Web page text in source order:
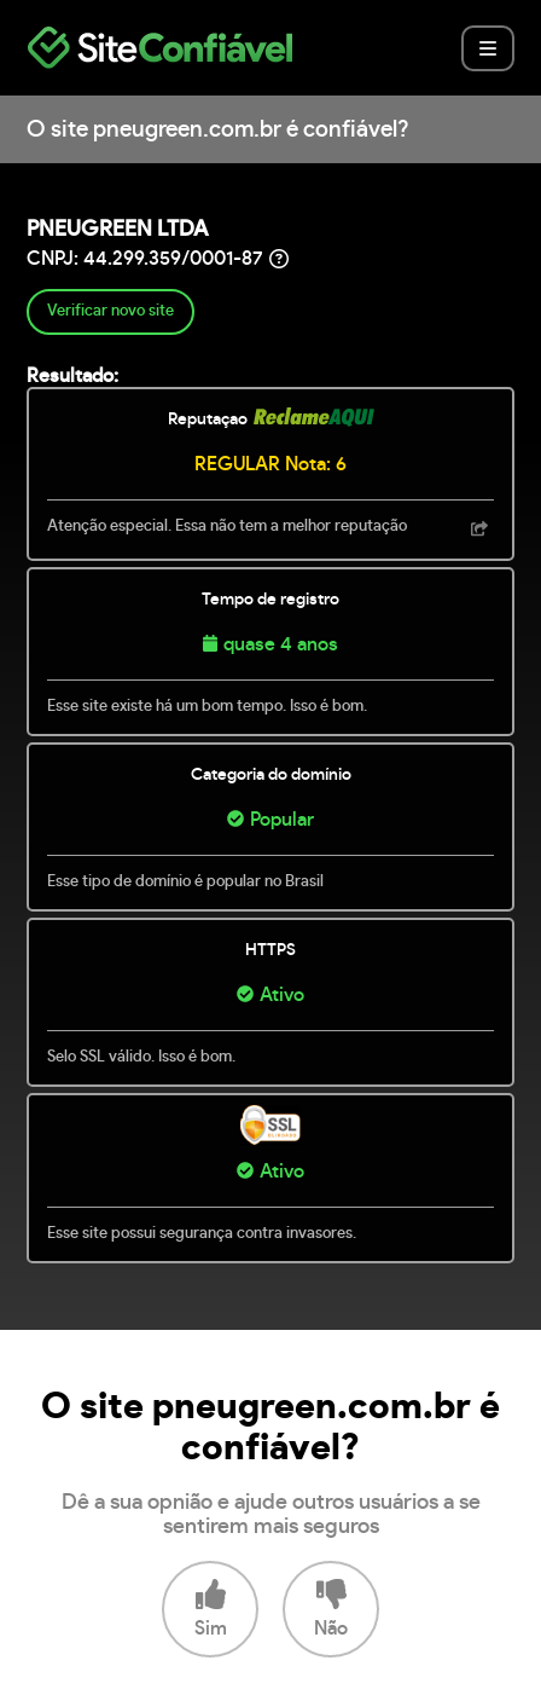
O site pneugreen.com.br é confiável?
PNEUGREEN LTDA
CNPJ: 44.299.359/0001-87
Verificar novo site
Resultado:
Reputaçao
REGULAR Nota: 6
Atenção especial. Essa não tem a melhor reputação
Tempo de registro
quase 4 anos
Esse site existe há um bom tempo. Isso é bom.
Categoria do domínio
Popular
Esse tipo de domínio é popular no Brasil
HTTPS
Ativo
Selo SSL válido. Isso é bom.
Ativo
Esse site possui segurança contra invasores.
O site pneugreen.com.br é
confiável?
Dê a sua opnião e ajude outros usuários a se
sentirem mais seguros
Sim Não